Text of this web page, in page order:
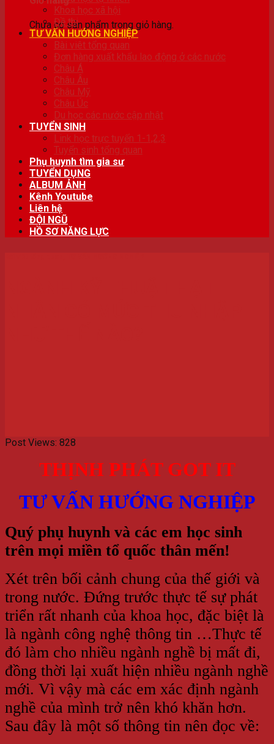
Chưa có sản phẩm trong giỏ hàng.
Khoa học xã hội
Đề thi
TƯ VẤN HƯỚNG NGHIỆP
Bài viêt tổng quan
Đơn hàng xuất khẩu lao động ở các nước
Châu Á
Châu Âu
Châu Mỹ
Châu Úc
Du học các nước cập nhật
TUYỂN SINH
Link học trực tuyến 1-1,2,3
Tuyển sinh tổng quan
Phụ huynh tìm gia sư
TUYỂN DỤNG
ALBUM ẢNH
Kênh Youtube
Liên hệ
ĐỘI NGŨ
HỒ SƠ NĂNG LỰC
Post Views: 828
THỊNH PHÁT GOT IT
TƯ VẤN HƯỚNG NGHIỆP
Quý phụ huynh và các em học sinh
trên mọi miền tổ quốc thân mến!
Xét trên bối cảnh chung của thế giới và
trong nước. Đứng trước thực tế sự phát
triển rất nhanh của khoa học, đặc biệt là
là ngành công nghệ thông tin …Thực tế
đó làm cho nhiều ngành nghề bị mất đi,
đồng thời lại xuất hiện nhiều ngành nghề
mới. Vì vậy mà các em xác định ngành
nghề của mình trở nên khó khăn hơn.
Sau đây là một số thông tin nên đọc về: